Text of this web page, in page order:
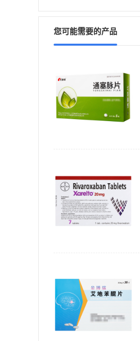
您可能需要的产品